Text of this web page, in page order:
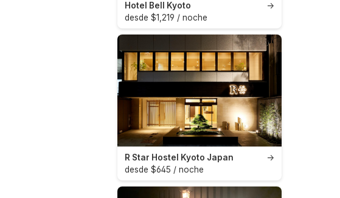
→
Hotel Bell Kyoto
desde $1,219 / noche
→
R Star Hostel Kyoto Japan
desde $645 / noche